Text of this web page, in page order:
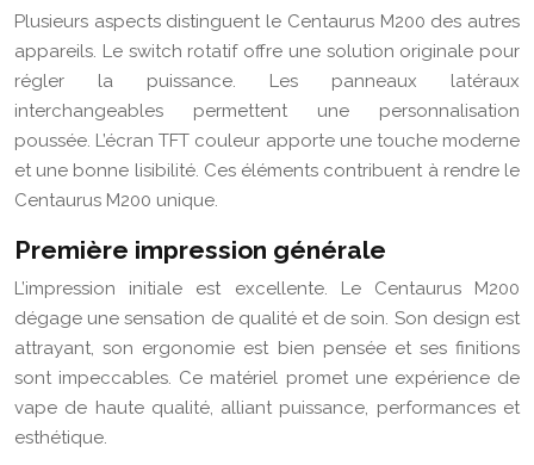
Plusieurs aspects distinguent le Centaurus M200 des autres
appareils. Le switch rotatif offre une solution originale pour
régler la puissance. Les panneaux latéraux
interchangeables permettent une personnalisation
poussée. L’écran TFT couleur apporte une touche moderne
et une bonne lisibilité. Ces éléments contribuent à rendre le
Centaurus M200 unique.
Première impression générale
L’impression initiale est excellente. Le Centaurus M200
dégage une sensation de qualité et de soin. Son design est
attrayant, son ergonomie est bien pensée et ses finitions
sont impeccables. Ce matériel promet une expérience de
vape de haute qualité, alliant puissance, performances et
esthétique.